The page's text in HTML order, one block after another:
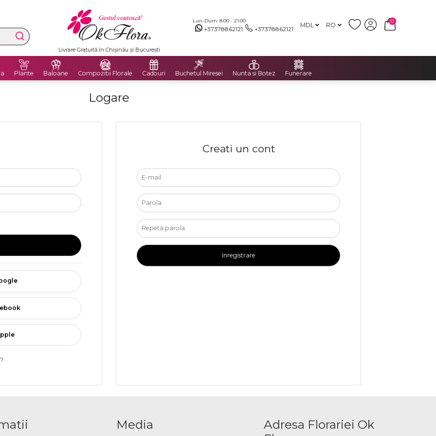
Lun-Dum: 8:00 - 21:00
+37378862121 +37378862121 MDL RO
0
Livrare Gratuită în Chișinău și București
Plante Baloane Compozitii Florale Cadouri Buchetul Miresei Nunta si Botez Funerare
Logare
Creati un cont
Inregistrare
Media
Adresa Florariei Ok